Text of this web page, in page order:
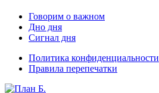
Говорим о важном
Дно дня
Сигнал дня
Политика конфиденциальности
Правила перепечатки